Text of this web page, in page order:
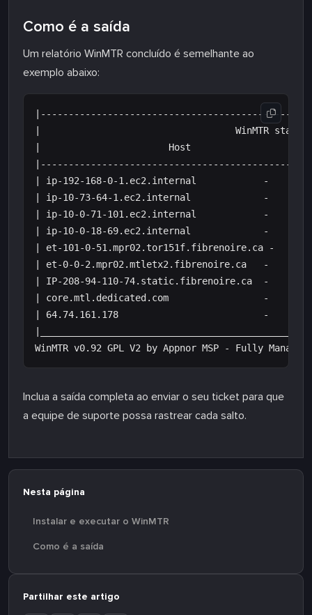
Como é a saída
Um relatório WinMTR concluído é semelhante ao
exemplo abaixo:
|                                   WinMTR
|                       Host                    -   %
| ip-192-168-0-1.ec2.internal            -
| ip-10-73-64-1.ec2.internal             -
| ip-10-0-71-101.ec2.internal            -
| ip-10-0-18-69.ec2.internal             -    0
| et-101-0-51.mpr02.tor151f.fibrenoire.ca -
| et-0-0-2.mpr02.mtletx2.fibrenoire.ca   -
| IP-208-94-110-74.static.fibrenoire.ca  -
| core.mtl.dedicated.com                 -    0
| 64.74.161.178                          -    0 |
Inclua a saída completa ao enviar o seu ticket para que
a equipe de suporte possa rastrear cada salto.
Nesta página
Instalar e executar o WinMTR
Como é a saída
Partilhar este artigo